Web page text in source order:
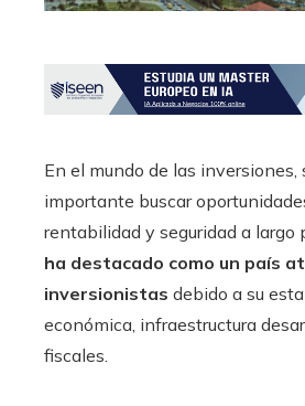
En el mundo de las inversiones,
importante buscar
rentabilidad y seguridad a largo
ha destacado como un país
inversionistas debido a su
económica, infraestructura
fiscales.